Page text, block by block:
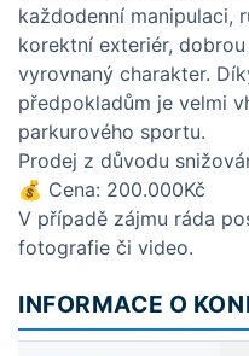
každodenní manipulaci,
korektní exteriér,
vyrovnaný charakter.
předpokladům je velmi
parkurového sportu.
Prodej z důvodu
💰 Cena: 200.000Kč
V případě zájmu ráda
fotografie či video.
INFORMACE O